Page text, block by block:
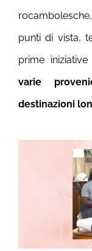
punti di vista,
prime
varie
destinazioni